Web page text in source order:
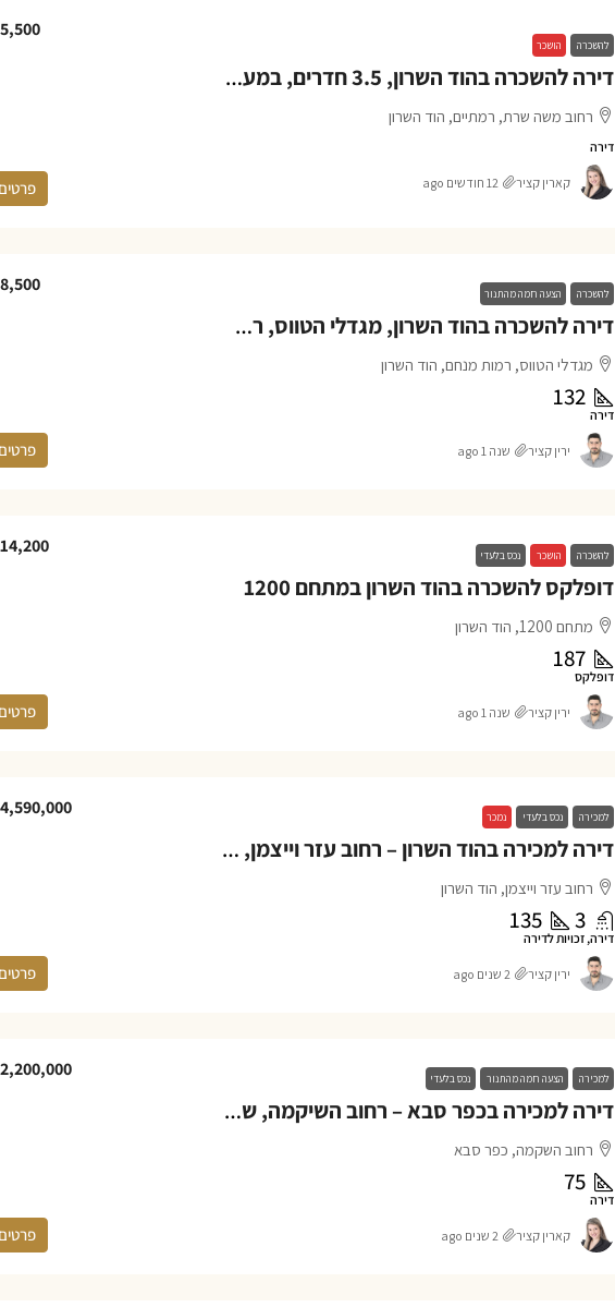
להשכרה הושכר
דירה להשכרה בהוד השרון, 3.5 חדרים, במערב הוד השרון
רחוב משה שרת, רמתיים, הוד השרון
דירה
קארין קציר 12 חודשים ago
להשכרה הצעה חמה מהתנור
דירה להשכרה בהוד השרון, מגדלי הטווס, רמות מנחם
מגדלי הטווס, רמות מנחם, הוד השרון
132
דירה
ירין קציר שנה 1 ago
להשכרה הושכר נכס בלעדי
דופלקס להשכרה בהוד השרון במתחם 1200
מתחם 1200, הוד השרון
187
דופלקס
ירין קציר שנה 1 ago
למכירה נכס בלעדי נמכר
דירה למכירה בהוד השרון – רחוב עזר וייצמן, מתחם 1200
רחוב עזר וייצמן, הוד השרון
3
135
דירה, זכויות לדירה
ירין קציר 2 שנים ago
למכירה הצעה חמה מהתנור נכס בלעדי
דירה למכירה בכפר סבא – רחוב השיקמה, שכונת גבעת אשכול
רחוב השקמה, כפר סבא
75
דירה
קארין קציר 2 שנים ago